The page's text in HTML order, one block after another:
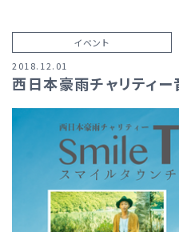
イベント
2018.12.01
西日本豪雨チャリティ